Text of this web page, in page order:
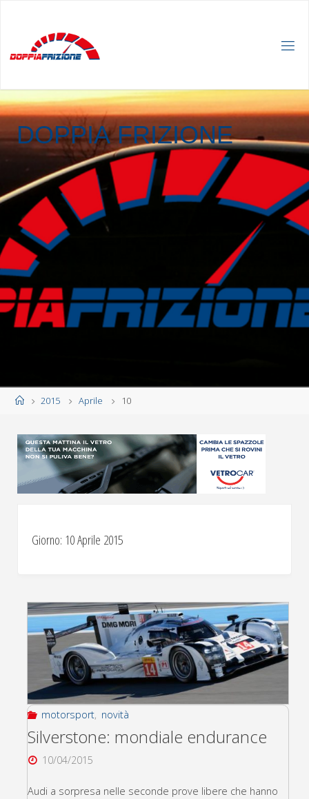
DOPPIA FRIZIONE
Home2015 Aprile 10
Giorno: 10 Aprile 2015
motorsport, novità
Silverstone: mondiale endurance
10/04/2015
Audi a sorpresa nelle seconde prove libere che hanno